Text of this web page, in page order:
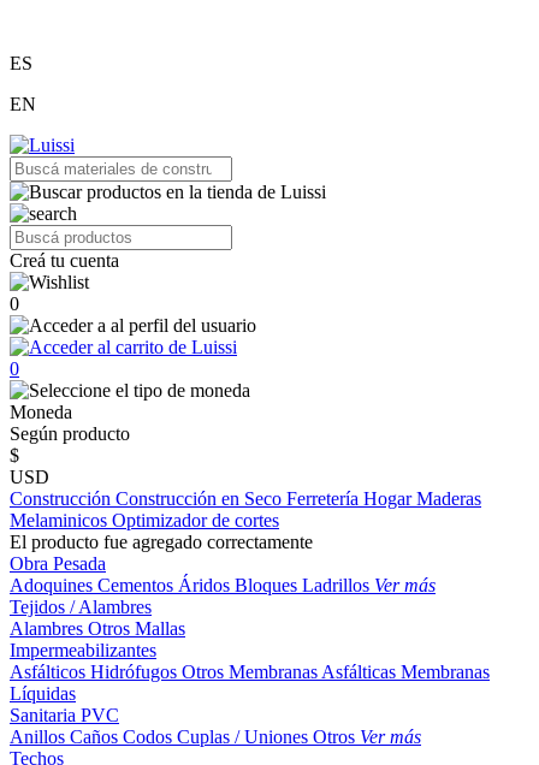
ES
EN
Creá tu cuenta
0
0
Moneda
Según producto
$
USD
Construcción Construcción en Seco Ferretería HogarMaderas
Melaminicos Optimizador de cortes
El producto fue agregado correctamente
Obra Pesada
Adoquines Cementos Áridos Bloques Ladrillos Ver más
Tejidos / Alambres
Alambres Otros Mallas
Impermeabilizantes
Asfálticos Hidrófugos Otros Membranas Asfálticas Membranas
Líquidas
Sanitaria PVC
Anillos Caños Codos Cuplas / Uniones Otros Ver más
Techos